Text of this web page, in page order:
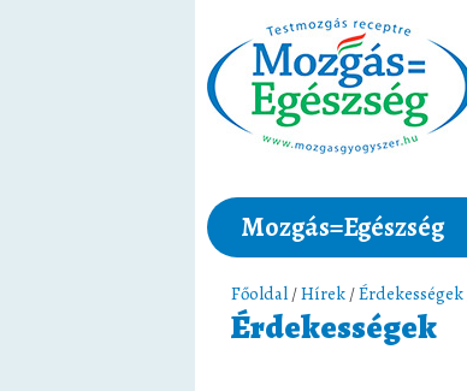
Mozgás=Egészség
Főoldal /Hírek /Érdekességek
Érdekességek